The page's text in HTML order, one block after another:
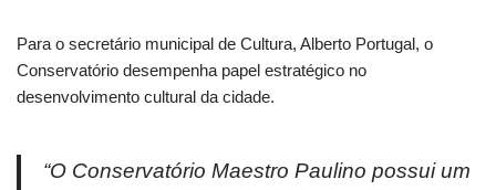
Para o secretário municipal de Cultura, Alberto Portugal, o
Conservatório desempenha papel estratégico no
desenvolvimento cultural da cidade.
“O Conservatório Maestro Paulino possui um